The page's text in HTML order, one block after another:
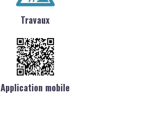
Travaux
Application mobile